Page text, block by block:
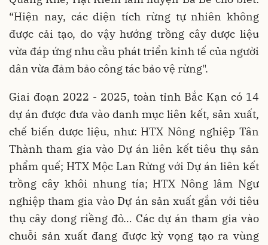
“Hiện nay, các diện tích rừng tự nhiên không
được cải tạo, do vậy hướng trồng cây dược liệu
vừa đáp ứng nhu cầu phát triển kinh tế của người
dân vừa đảm bảo công tác bảo vệ rừng".
Giai đoạn 2022 - 2025, toàn tỉnh Bắc Kạn có 14
dự án được đưa vào danh mục liên kết, sản xuất,
chế biến dược liệu, như: HTX Nông nghiệp Tân
Thành tham gia vào Dự án liên kết tiêu thụ sản
phẩm quế; HTX Mộc Lan Rừng với Dự án liên kết
trồng cây khôi nhung tía; HTX Nông lâm Ngư
nghiệp tham gia vào Dự án sản xuất gắn với tiêu
thụ cây dong riềng đỏ… Các dự án tham gia vào
chuỗi sản xuất đang được kỳ vọng tạo ra vùng